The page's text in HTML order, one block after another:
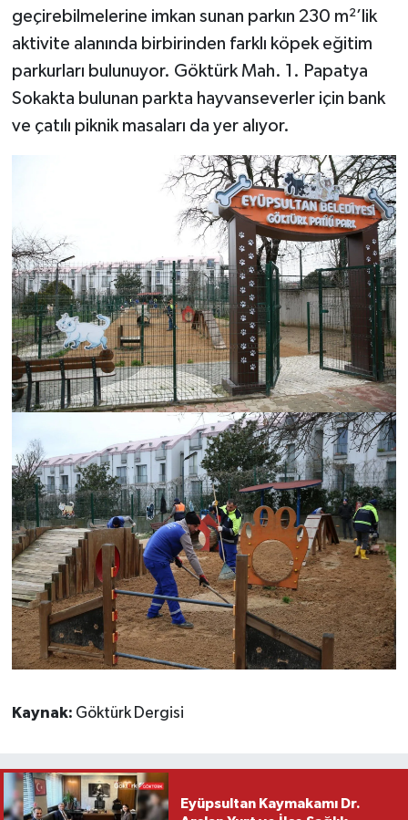
geçirebilmelerine imkan sunan parkın 230 m²’lik
aktivite alanında birbirinden farklı köpek eğitim
parkurları bulunuyor. Göktürk Mah. 1. Papatya
Sokakta bulunan parkta hayvanseverler için bank
ve çatılı piknik masaları da yer alıyor.
Kaynak: Göktürk Dergisi
Eyüpsultan Kaymakamı Dr.